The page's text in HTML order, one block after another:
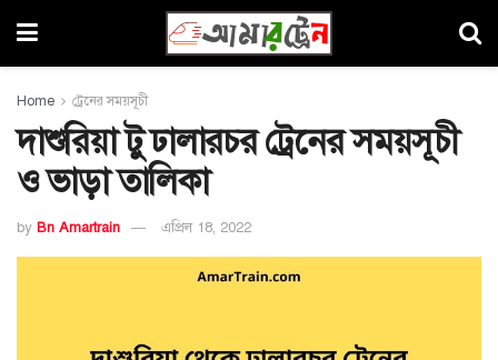
Home ট্রেনের সময়সূচী
দাশুরিয়া টু ঢালারচর ট্রেনের সময়সূচী
ও ভাড়া তালিকা
by Bn Amartrain এপ্রিল 18, 2022